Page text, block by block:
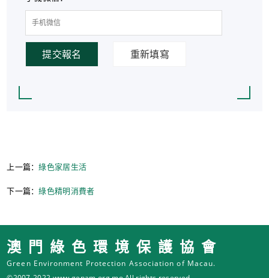
提交報名 重新填寫
上一篇：綠色家居生活
下一篇：綠色精明消費者
澳門綠色環境保護協會
Green Environment Protection Association of Macau.